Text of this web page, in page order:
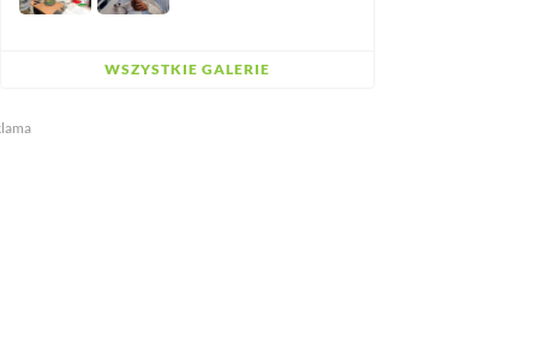
WSZYSTKIE GALERIE